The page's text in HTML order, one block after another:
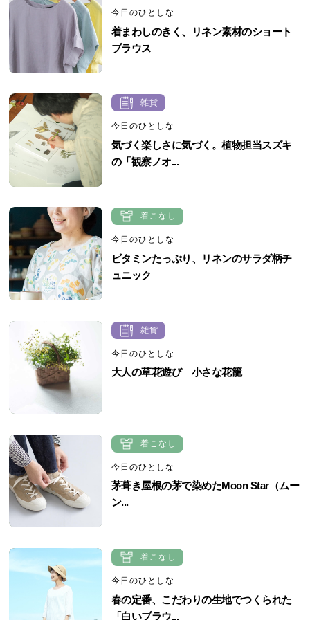
今日のひとしな
着まわしのきく、リネン素材のショート
ブラウス
雑貨
今日のひとしな
気づく楽しさに気づく。植物担当スズキ
の「観察ノオ...
着こなし
今日のひとしな
ビタミンたっぷり、リネンのサラダ柄チ
ュニック
雑貨
今日のひとしな
大人の草花遊び 小さな花籠
着こなし
今日のひとしな
茅葺き屋根の茅で染めたMoon Star（ムー
ン...
着こなし
今日のひとしな
春の定番、こだわりの生地でつくられた
「白いブラウ...